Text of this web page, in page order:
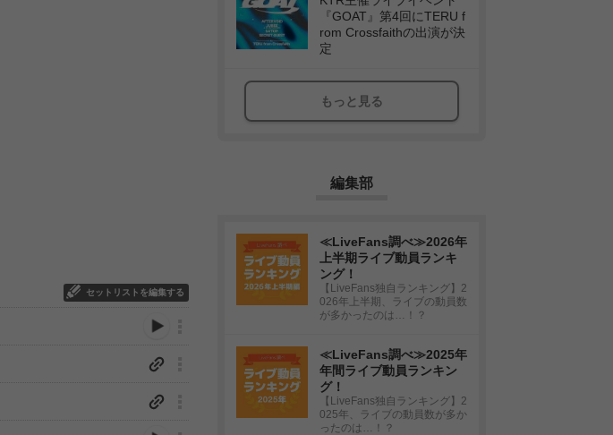
セットリストを編集する
『GOAT』第4回にTERU f
rom Crossfaithの出演が決
定
もっと見る
編集部
≪LiveFans調べ≫2026年
上半期ライブ動員ランキ
ング！
【LiveFans独自ランキング】2
026年上半期、ライブの動員数
が多かったのは…！？
≪LiveFans調べ≫2025年
年間ライブ動員ランキン
グ！
【LiveFans独自ランキング】2
025年、ライブの動員数が多か
ったのは…！？